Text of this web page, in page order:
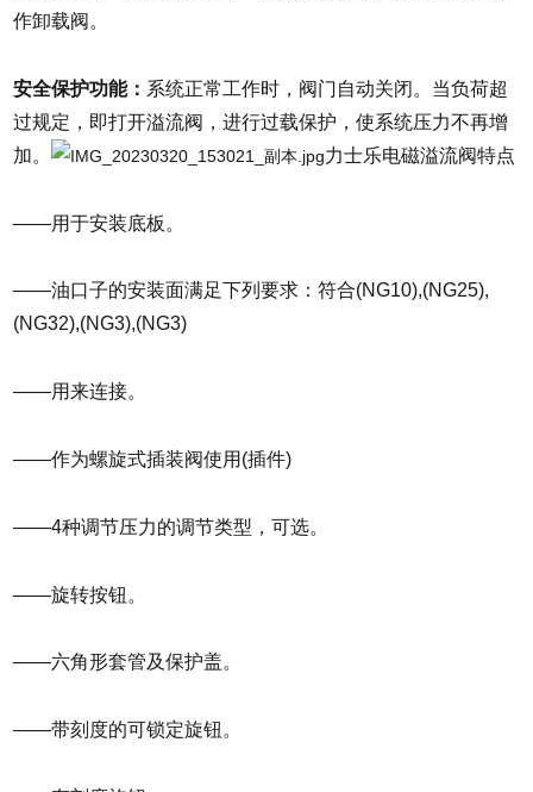
作卸载阀。
安全保护功能： 系统正常工作时，阀门自动关闭。当负荷超
过规定，即打开溢流阀，进行过载保护，使系统压力不再增
加。
力士乐电磁溢流阀特点
——用于安装底板。
——油口子的安装面满足下列要求：符合(NG10),(NG25),
(NG32),(NG3),(NG3)
——用来连接。
——作为螺旋式插装阀使用(插件)
——4种调节压力的调节类型，可选。
——旋转按钮。
——六角形套管及保护盖。
——带刻度的可锁定旋钮。